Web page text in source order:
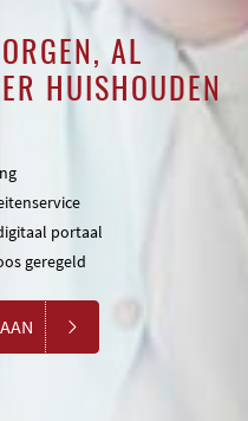
AL
HUISHOUDEN
portaal
geregeld